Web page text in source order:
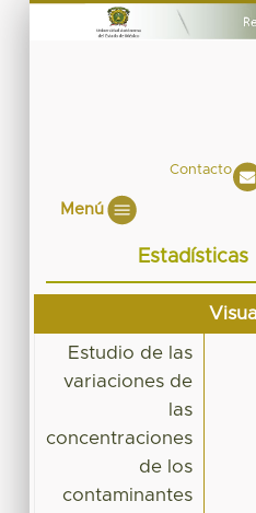
Contacto
Menú
Estadísticas
Estudio de las
variaciones de
las
concentraciones
de los
contaminantes